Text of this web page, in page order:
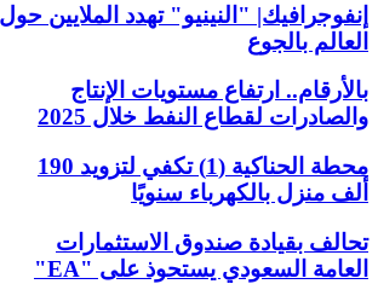
إنفوجرافيك| "النينيو" تهدد الملايين حول
العالم بالجوع
بالأرقام.. ارتفاع مستويات الإنتاج
والصادرات لقطاع النفط خلال 2025
محطة الحناكية (1) تكفي لتزويد 190
ألف منزل بالكهرباء سنويًا
تحالف بقيادة صندوق الاستثمارات
العامة السعودي يستحوذ على "EA"